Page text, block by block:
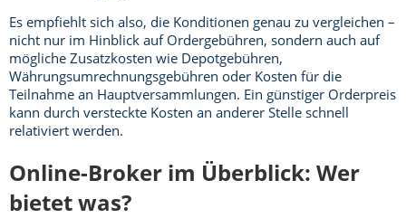
Es empfiehlt sich also, die Konditionen genau zu vergleichen –
nicht nur im Hinblick auf Ordergebühren, sondern auch auf
mögliche Zusatzkosten wie Depotgebühren,
Währungsumrechnungsgebühren oder Kosten für die
Teilnahme an Hauptversammlungen. Ein günstiger Orderpreis
kann durch versteckte Kosten an anderer Stelle schnell
relativiert werden.
Online-Broker im Überblick: Wer
bietet was?